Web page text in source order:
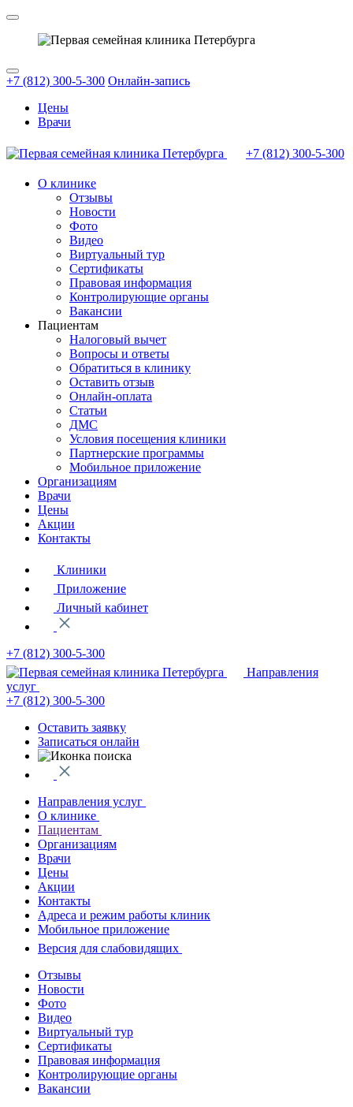
+7 (812) 300-5-300 Онлайн-запись
Цены
Врачи
+7 (812) 300-5-300
О клинике
Отзывы
Новости
Фото
Видео
Виртуальный тур
Сертификаты
Правовая информация
Контролирующие органы
Вакансии
Пациентам
Налоговый вычет
Вопросы и ответы
Обратиться в клинику
Оставить отзыв
Онлайн-оплата
Статьи
ДМС
Условия посещения клиники
Партнерские программы
Мобильное приложение
Организациям
Врачи
Цены
Акции
Контакты
Клиники
Приложение
Личный кабинет
+7 (812) 300-5-300
Направления
услуг
+7 (812) 300-5-300
Оставить заявку
Записаться онлайн
Направления услуг
О клинике
Пациентам
Организациям
Врачи
Цены
Акции
Контакты
Адреса и режим работы клиник
Мобильное приложение
Версия для слабовидящих
Отзывы
Новости
Фото
Видео
Виртуальный тур
Сертификаты
Правовая информация
Контролирующие органы
Вакансии